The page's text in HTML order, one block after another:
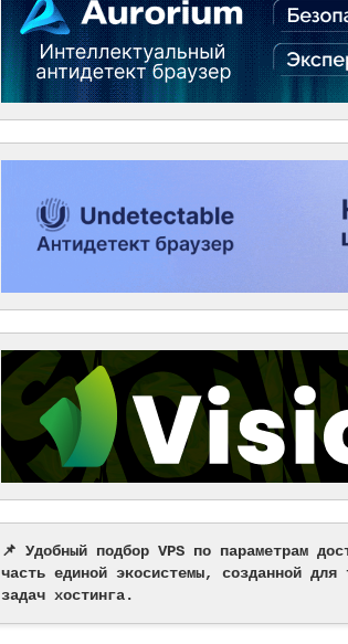
📌 Удобный подбор VPS по параметрам
часть единой экосистемы, созданной
задач хостинга.